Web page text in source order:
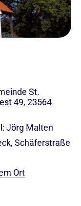
St.
49, 23564
Jörg Malten
Schäferstraße
Ort